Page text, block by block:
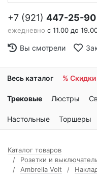
+7 (921) 447-25-90
ежедневно с 11.00 до
Вы смотрели
Весь каталог % Скидки
Трековые Люстры
Настольные Торшеры
Каталог товаров
Розетки и
Ambrella Volt